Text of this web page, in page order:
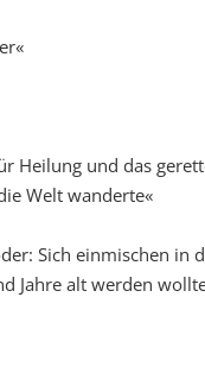
Heilung und das
Welt wanderte«
Sich einmischen in
Jahre alt werden